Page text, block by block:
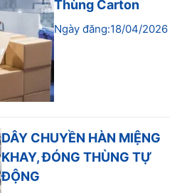
Thùng Carton
Ngày đăng:18/04/2026
DÂY CHUYỀN HÀN MIỆNG
KHAY, ĐÓNG THÙNG TỰ
ĐỘNG